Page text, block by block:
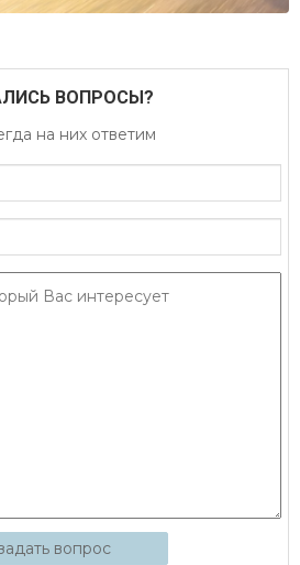
ВОПРОСЫ?
на них ответим
вопрос